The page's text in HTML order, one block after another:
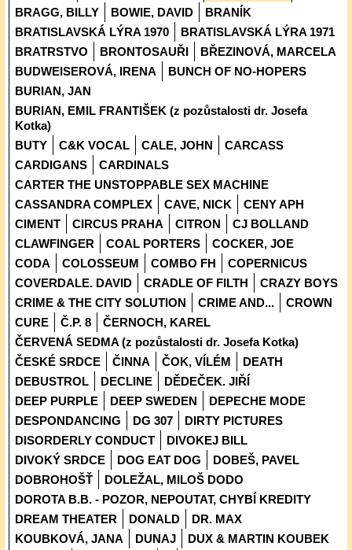
BRAGG, BILLY
BOWIE, DAVID
BRANÍK
BRATISLAVSKÁ LÝRA 1970
BRATISLAVSKÁ LÝRA 1971
BRATRSTVO
BRONTOSAUŘI
BŘEZINOVÁ, MARCELA
BUDWEISEROVÁ, IRENA
BUNCH OF NO-HOPERS
BURIAN, JAN
BURIAN, EMIL FRANTIŠEK (z pozůstalosti dr. Josefa
Kotka)
BUTY
C&K VOCAL CALE, JOHN
CARCASS
CARDIGANS
CARDINALS
CARTER THE UNSTOPPABLE SEX MACHINE
CASSANDRA COMPLEX
CAVE, NICK
CENY APH
CIMENT
CIRCUS PRAHA CITRON
CJ BOLLAND
CLAWFINGER
COAL PORTERS
COCKER, JOE
CODA
COLOSSEUM COMBO FH
COPERNICUS
COVERDALE. DAVID
CRADLE OF FILTH
CRAZY BOYS
CRIME & THE CITY SOLUTION
CRIME AND...
CROWN
CURE
Č.P. 8
ČERNOCH, KAREL
ČERVENÁ SEDMA (z pozůstalosti dr. Josefa Kotka)
ČESKÉ SRDCE
ČINNA ČOK, VÍLÉM
DEATH
DEBUSTROL
DECLINE
DĚDEČEK. JIŘÍ
DEEP PURPLE
DEEP SWEDEN
DEPECHE MODE
DESPONDANCING
DG 307
DIRTY PICTURES
DISORDERLY CONDUCT
DIVOKEJ BILL
DIVOKÝ SRDCE
DOG EAT DOG
DOBEŠ, PAVEL
DOBROHOŠŤ
DOLEŽAL, MILOŠ DODO
DOROTA B.B. - POZOR, NEPOUTAT, CHYBÍ KREDITY
DREAM THEATER
DONALD
DR. MAX
KOUBKOVÁ, JANA
DUNAJ
DUX & MARTIN KOUBEK